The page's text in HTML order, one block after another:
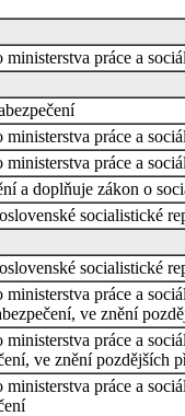
práce a
práce a
práce a
a doplňuje zákon o
socialistické
socialistické
ministerstva práce a
ve znění
ministerstva práce a
ve znění pozdějších
ministerstva práce a